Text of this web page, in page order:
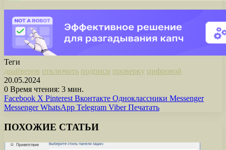
Теги
драйверов отключить подписи проверку цифровой
20.05.2024
0 Время чтения: 3 мин.
Facebook X Pinterest Вконтакте Одноклассники Messenger
Messenger WhatsApp Telegram Viber Печатать
ПОХОЖИЕ СТАТЬИ